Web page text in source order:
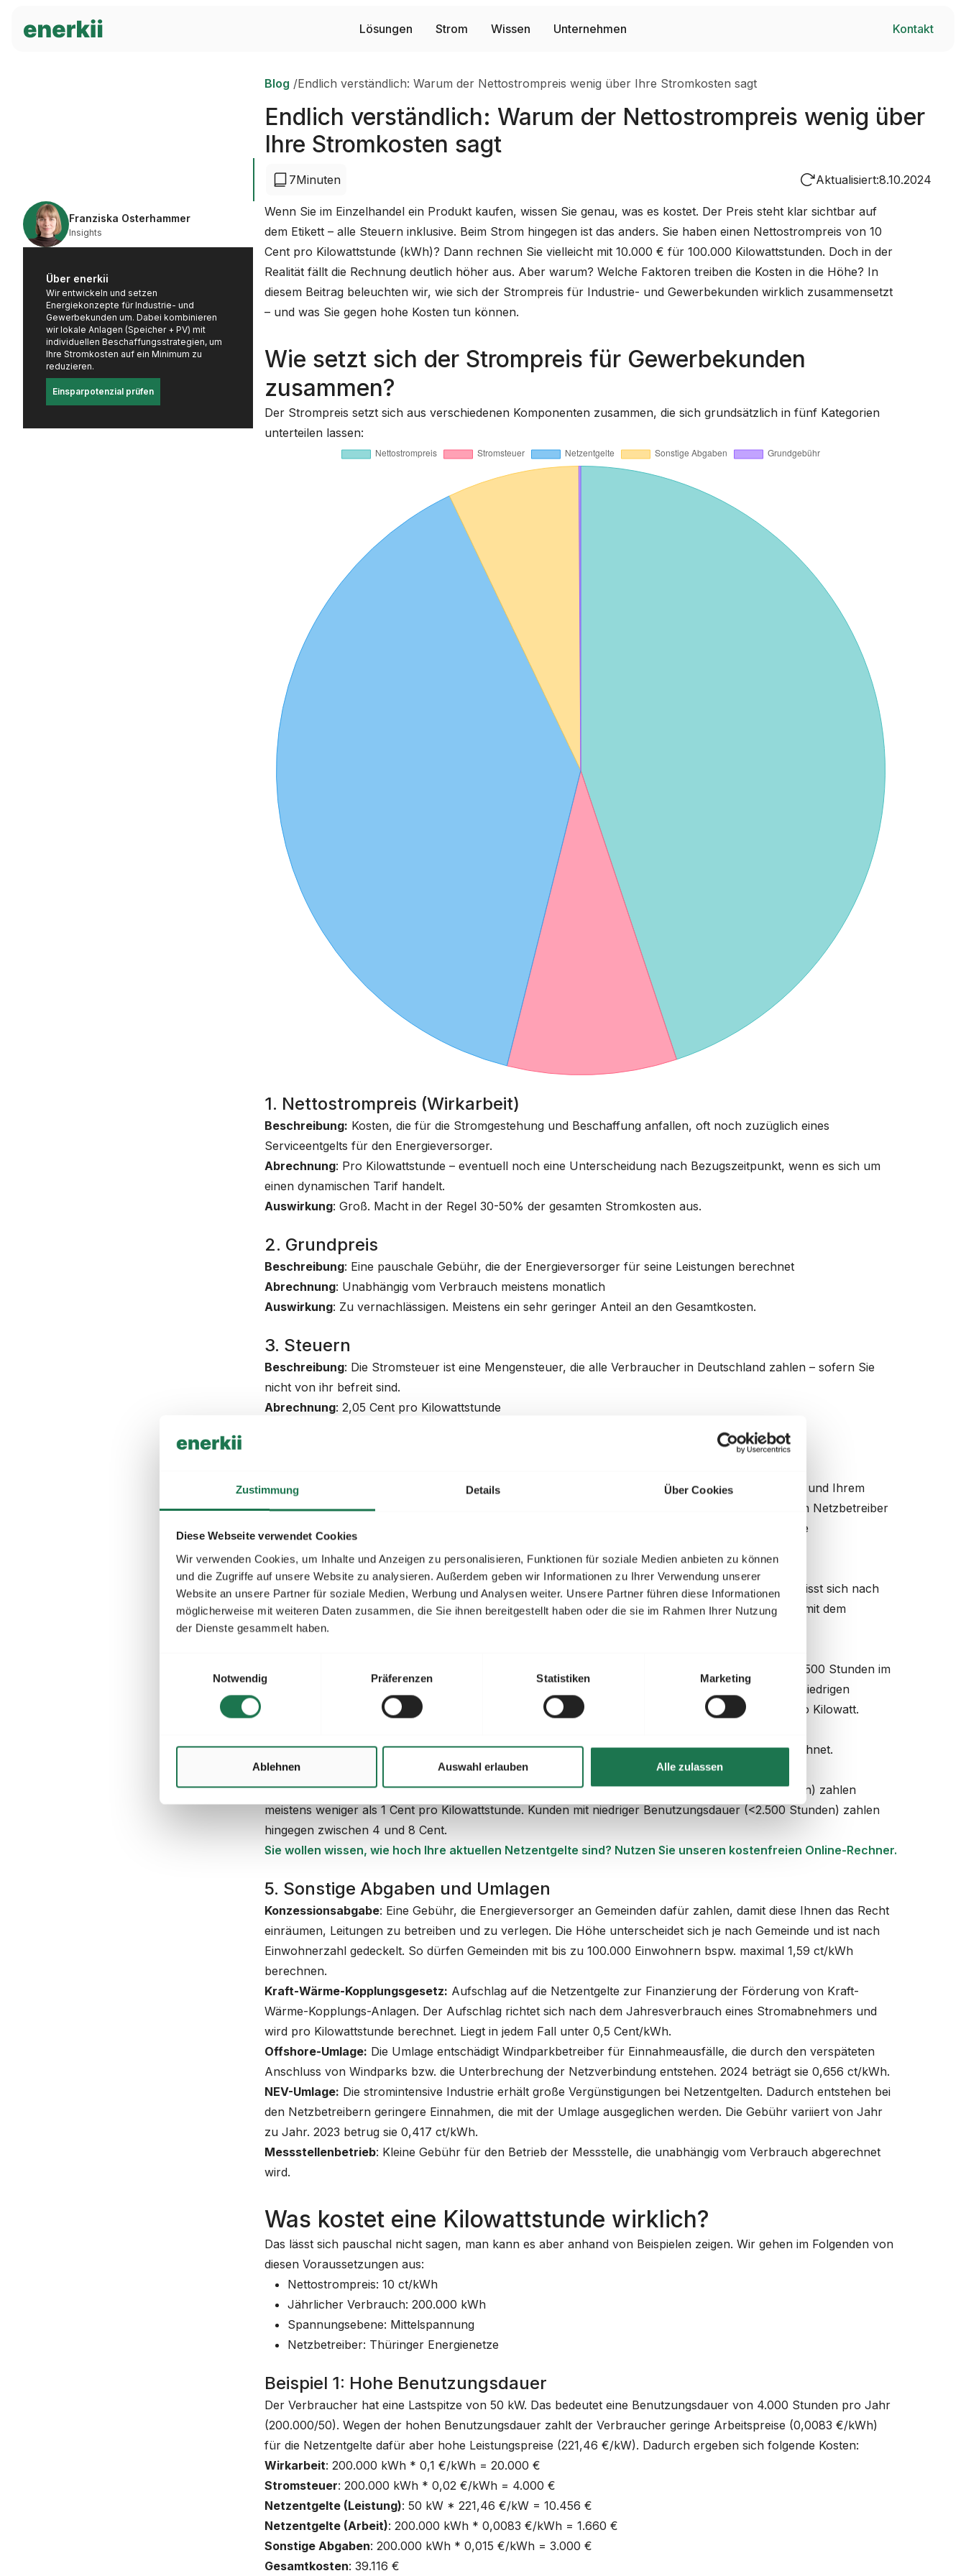
Zustimmung Details Über Cookies
Diese Webseite verwendet Cookies
Wir verwenden Cookies, um Inhalte und Anzeigen zu personalisieren, Funktionen für soziale Medien anbieten zu können
und die Zugriffe auf unsere Website zu analysieren. Außerdem geben wir Informationen zu Ihrer Verwendung unserer
Website an unsere Partner für soziale Medien, Werbung und Analysen weiter. Unsere Partner führen diese Informationen
möglicherweise mit weiteren Daten zusammen, die Sie ihnen bereitgestellt haben oder die sie im Rahmen Ihrer Nutzung
der Dienste gesammelt haben.
Notwendig
Präferenzen Statistiken Marketing
Ablehnen Auswahl erlauben Alle zulassen
Lösungen Strom Wissen Unternehmen Kontakt
Blog /Endlich verständlich: Warum der Nettostrompreis wenig über Ihre Stromkosten sagt
Endlich verständlich: Warum der Nettostrompreis wenig über
Ihre Stromkosten sagt
7Minuten Aktualisiert:8.10.2024
Franziska Osterhammer
Insights
Über enerkii
Wir entwickeln und setzen
Energiekonzepte für Industrie- und
Gewerbekunden um. Dabei kombinieren
wir lokale Anlagen (Speicher + PV) mit
individuellen Beschaffungsstrategien, um
Ihre Stromkosten auf ein Minimum zu
reduzieren.
Einsparpotenzial prüfen
Wenn Sie im Einzelhandel ein Produkt kaufen, wissen Sie genau, was es kostet. Der Preis steht klar sichtbar auf
dem Etikett – alle Steuern inklusive. Beim Strom hingegen ist das anders. Sie haben einen Nettostrompreis von 10
Cent pro Kilowattstunde (kWh)? Dann rechnen Sie vielleicht mit 10.000 € für 100.000 Kilowattstunden. Doch in der
Realität fällt die Rechnung deutlich höher aus. Aber warum? Welche Faktoren treiben die Kosten in die Höhe? In
diesem Beitrag beleuchten wir, wie sich der Strompreis für Industrie- und Gewerbekunden wirklich zusammensetzt
– und was Sie gegen hohe Kosten tun können.
Wie setzt sich der Strompreis für Gewerbekunden
zusammen?
Der Strompreis setzt sich aus verschiedenen Komponenten zusammen, die sich grundsätzlich in fünf Kategorien
unterteilen lassen:
1. Nettostrompreis (Wirkarbeit)
Beschreibung: Kosten, die für die Stromgestehung und Beschaffung anfallen, oft noch zuzüglich eines
Serviceentgelts für den Energieversorger.
Abrechnung: Pro Kilowattstunde – eventuell noch eine Unterscheidung nach Bezugszeitpunkt, wenn es sich um
einen dynamischen Tarif handelt.
Auswirkung: Groß. Macht in der Regel 30-50% der gesamten Stromkosten aus.
2. Grundpreis
Beschreibung: Eine pauschale Gebühr, die der Energieversorger für seine Leistungen berechnet
Abrechnung: Unabhängig vom Verbrauch meistens monatlich
Auswirkung: Zu vernachlässigen. Meistens ein sehr geringer Anteil an den Gesamtkosten.
3. Steuern
Beschreibung: Die Stromsteuer ist eine Mengensteuer, die alle Verbraucher in Deutschland zahlen – sofern Sie
nicht von ihr befreit sind.
Abrechnung: 2,05 Cent pro Kilowattstunde
Diese Gebühren werden von Ihrem Netzbetreiber abhängig von Ihrer Lastspitze(Leistungspreis
) und Ihrem
Verbrauch (Arbeitspreis
) erhoben. Die Höhe der Gebühren unterscheidet sich dann nochmal nach Netzbetreiber
und Spannungsebene (also Hoch-, Mittel- oder Niederspannung). Grundsätzlich gilt: je niedriger die
Netzentgelte Teil 1: Leistungspreis
Beschreibung:Der Leistungspreis wird für die bereitgestellte Leistung berechnet. Die Leistung bemisst sich nach
der höchsten Last in einem gegebenem Zeitraum. In Deutschland sind das meistens die 15 Minuten mit dem
höchsten Verbrauch in einem Kalenderjahr.
(mehr als 2.500 Stunden im
Jahr) berechnen Netzbetreiber häufig 200€ und mehr pro Kilowatt im Jahr. Bei Kunden mit einer niedrigen
Benutzungsdauer (weniger als 2.500 Stunden im Jahr) liegen die Preise zwischen 20€ und 40€ pro Kilowatt.
Beschreibung:Der Arbeitspreis wird von Ihrem Netzbetreiber für die genutzte Strommenge berechnet.
Abrechnung
: Pro Kilowattstunde.
Auswirkung: Wieder abhängig vom Lastprofil. Kunden mit hoher Benutzungsdauer (≥2.500 Stunden) zahlen
meistens weniger als 1 Cent pro Kilowattstunde. Kunden mit niedriger Benutzungsdauer (<2.500 Stunden) zahlen
hingegen zwischen 4 und 8 Cent.
Sie wollen wissen, wie hoch Ihre aktuellen Netzentgelte sind? Nutzen Sie unseren kostenfreien Online-Rechner.
5. Sonstige Abgaben und Umlagen
Konzessionsabgabe: Eine Gebühr, die Energieversorger an Gemeinden dafür zahlen, damit diese Ihnen das Recht
einräumen, Leitungen zu betreiben und zu verlegen. Die Höhe unterscheidet sich je nach Gemeinde und ist nach
Einwohnerzahl gedeckelt. So dürfen Gemeinden mit bis zu 100.000 Einwohnern bspw. maximal 1,59 ct/kWh
berechnen.
Kraft-Wärme-Kopplungsgesetz: Aufschlag auf die Netzentgelte zur Finanzierung der Förderung von Kraft-
Wärme-Kopplungs-Anlagen. Der Aufschlag richtet sich nach dem Jahresverbrauch eines Stromabnehmers und
wird pro Kilowattstunde berechnet. Liegt in jedem Fall unter 0,5 Cent/kWh.
Offshore-Umlage: Die Umlage entschädigt Windparkbetreiber für Einnahmeausfälle, die durch den verspäteten
Anschluss von Windparks bzw. die Unterbrechung der Netzverbindung entstehen. 2024 beträgt sie 0,656 ct/kWh.
NEV-Umlage: Die stromintensive Industrie erhält große Vergünstigungen bei Netzentgelten. Dadurch entstehen bei
den Netzbetreibern geringere Einnahmen, die mit der Umlage ausgeglichen werden. Die Gebühr variiert von Jahr
zu Jahr. 2023 betrug sie 0,417 ct/kWh.
Messstellenbetrieb: Kleine Gebühr für den Betrieb der Messstelle, die unabhängig vom Verbrauch abgerechnet
wird.
Was kostet eine Kilowattstunde wirklich?
Das lässt sich pauschal nicht sagen, man kann es aber anhand von Beispielen zeigen. Wir gehen im Folgenden von
diesen Voraussetzungen aus:
Nettostrompreis: 10 ct/kWh
Jährlicher Verbrauch: 200.000 kWh
Spannungsebene: Mittelspannung
Netzbetreiber: Thüringer Energienetze
Beispiel 1: Hohe Benutzungsdauer
Der Verbraucher hat eine Lastspitze von 50 kW. Das bedeutet eine Benutzungsdauer von 4.000 Stunden pro Jahr
(200.000/50). Wegen der hohen Benutzungsdauer zahlt der Verbraucher geringe Arbeitspreise (0,0083 €/kWh)
für die Netzentgelte dafür aber hohe Leistungspreise (221,46 €/kW). Dadurch ergeben sich folgende Kosten:
Wirkarbeit: 200.000 kWh * 0,1 €/kWh = 20.000 €
Stromsteuer: 200.000 kWh * 0,02 €/kWh = 4.000 €
Netzentgelte (Leistung): 50 kW * 221,46 €/kW = 10.456 €
Netzentgelte (Arbeit): 200.000 kWh * 0,0083 €/kWh = 1.660 €
Sonstige Abgaben: 200.000 kWh * 0,015 €/kWh = 3.000 €
Gesamtkosten: 39.116 €